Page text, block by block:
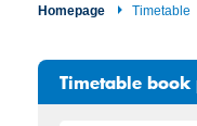
Homepage Timetable
Timetable book